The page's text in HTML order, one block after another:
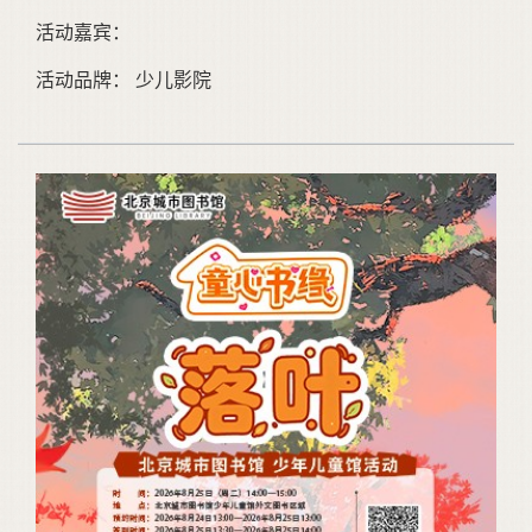
活动嘉宾：
活动品牌： 少儿影院